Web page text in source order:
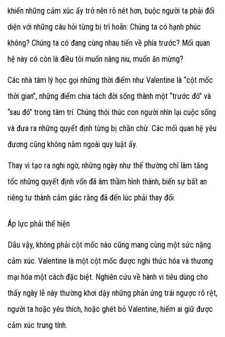
khiến những cảm xúc ấy trở nên rõ nét hơn, buộc người ta phải đối
diện với những câu hỏi từng bị trì hoãn: Chúng ta có hạnh phúc
không? Chúng ta có đang cùng nhau tiến về phía trước? Mối quan
hệ này có còn là điều tôi muốn nâng niu, muốn ăn mừng?
Các nhà tâm lý học gọi những thời điểm như Valentine là “cột mốc
thời gian”, những điểm chia tách đời sống thành một “trước đó” và
“sau đó” trong tâm trí. Chúng thôi thúc con người nhìn lại cuộc sống
và đưa ra những quyết định từng bị chần chừ. Các mối quan hệ yêu
đương cũng không nằm ngoài quy luật ấy.
Thay vì tạo ra nghi ngờ, những ngày như thế thường chỉ làm tăng
tốc những quyết định vốn đã âm thầm hình thành, biến sự bất an
riêng tư thành cảm giác rằng đã đến lúc phải thay đổi.
Áp lực phải thể hiện
Dẫu vậy, không phải cột mốc nào cũng mang cùng một sức nặng
cảm xúc. Valentine là một cột mốc được nghi thức hóa và thương
mại hóa một cách đặc biệt. Nghiên cứu về hành vi tiêu dùng cho
thấy ngày lễ này thường khơi dậy những phản ứng trái ngược rõ rệt,
người ta hoặc yêu thích, hoặc ghét bỏ Valentine, hiếm ai giữ được
cảm xúc trung tính.